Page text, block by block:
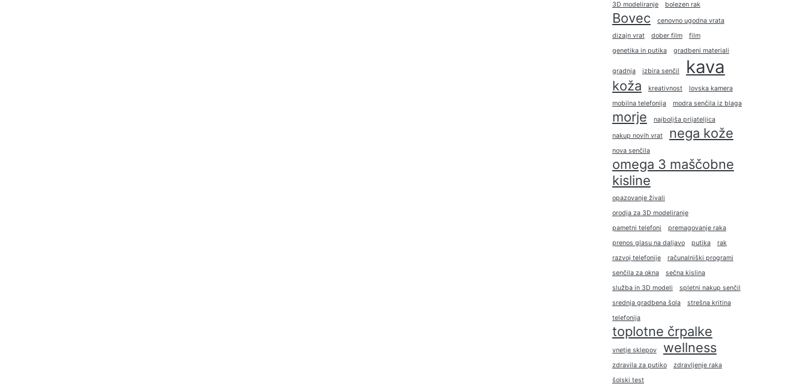
3D modeliranje bolezen rak
Bovec
cenovno ugodna vrata
dizajn vrat
dober film
film
genetika in putika
gradbeni materiali
gradnja izbira senčil kava
koža kreativnost
lovska kamera
mobilna telefonija
modra senčila iz blaga
morje najboljša prijateljica
nakup novih vrat nega kože
nova senčila
omega 3 maščobne
kisline
opazovanje živali
orodja za 3D modeliranje
pametni telefoni
premagovanje raka
prenos glasu na daljavo
putika
rak
razvoj telefonije
računalniški programi
senčila za okna
sečna kislina
služba in 3D modeli
spletni nakup senčil
srednja gradbena šola
strešna kritina
telefonija
toplotne črpalke
vnetje sklepov wellness
zdravila za putiko
zdravljenje raka
šolski test